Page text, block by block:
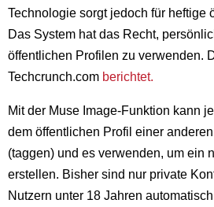
Technologie sorgt jedoch für heftige
Das System hat das Recht,
öffentlichen Profilen zu verwenden.
Techcrunch.com berichtet.
Mit der Muse Image-Funktion kann
dem öffentlichen Profil einer
(taggen) und es verwenden, um ein
erstellen. Bisher sind nur private
Nutzern unter 18 Jahren